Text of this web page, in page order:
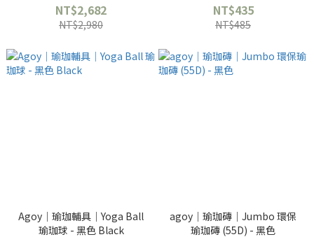
NT$2,682
NT$2,980
NT$435
NT$485
Agoy｜瑜珈輔具｜Yoga Ball
瑜珈球 - 黑色 Black
agoy｜瑜珈磚｜Jumbo 環保
瑜珈磚 (55D) - 黑色